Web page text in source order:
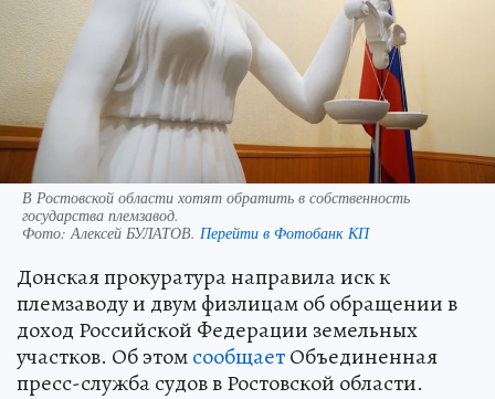
В Ростовской области хотят обратить в собственность
государства племзавод.
Фото: Алексей БУЛАТОВ. Перейти в Фотобанк КП
Донская прокуратура направила иск к
племзаводу и двум физлицам об обращении в
доход Российской Федерации земельных
участков. Об этомсообщаетОбъединенная
пресс-служба судов в Ростовской области.